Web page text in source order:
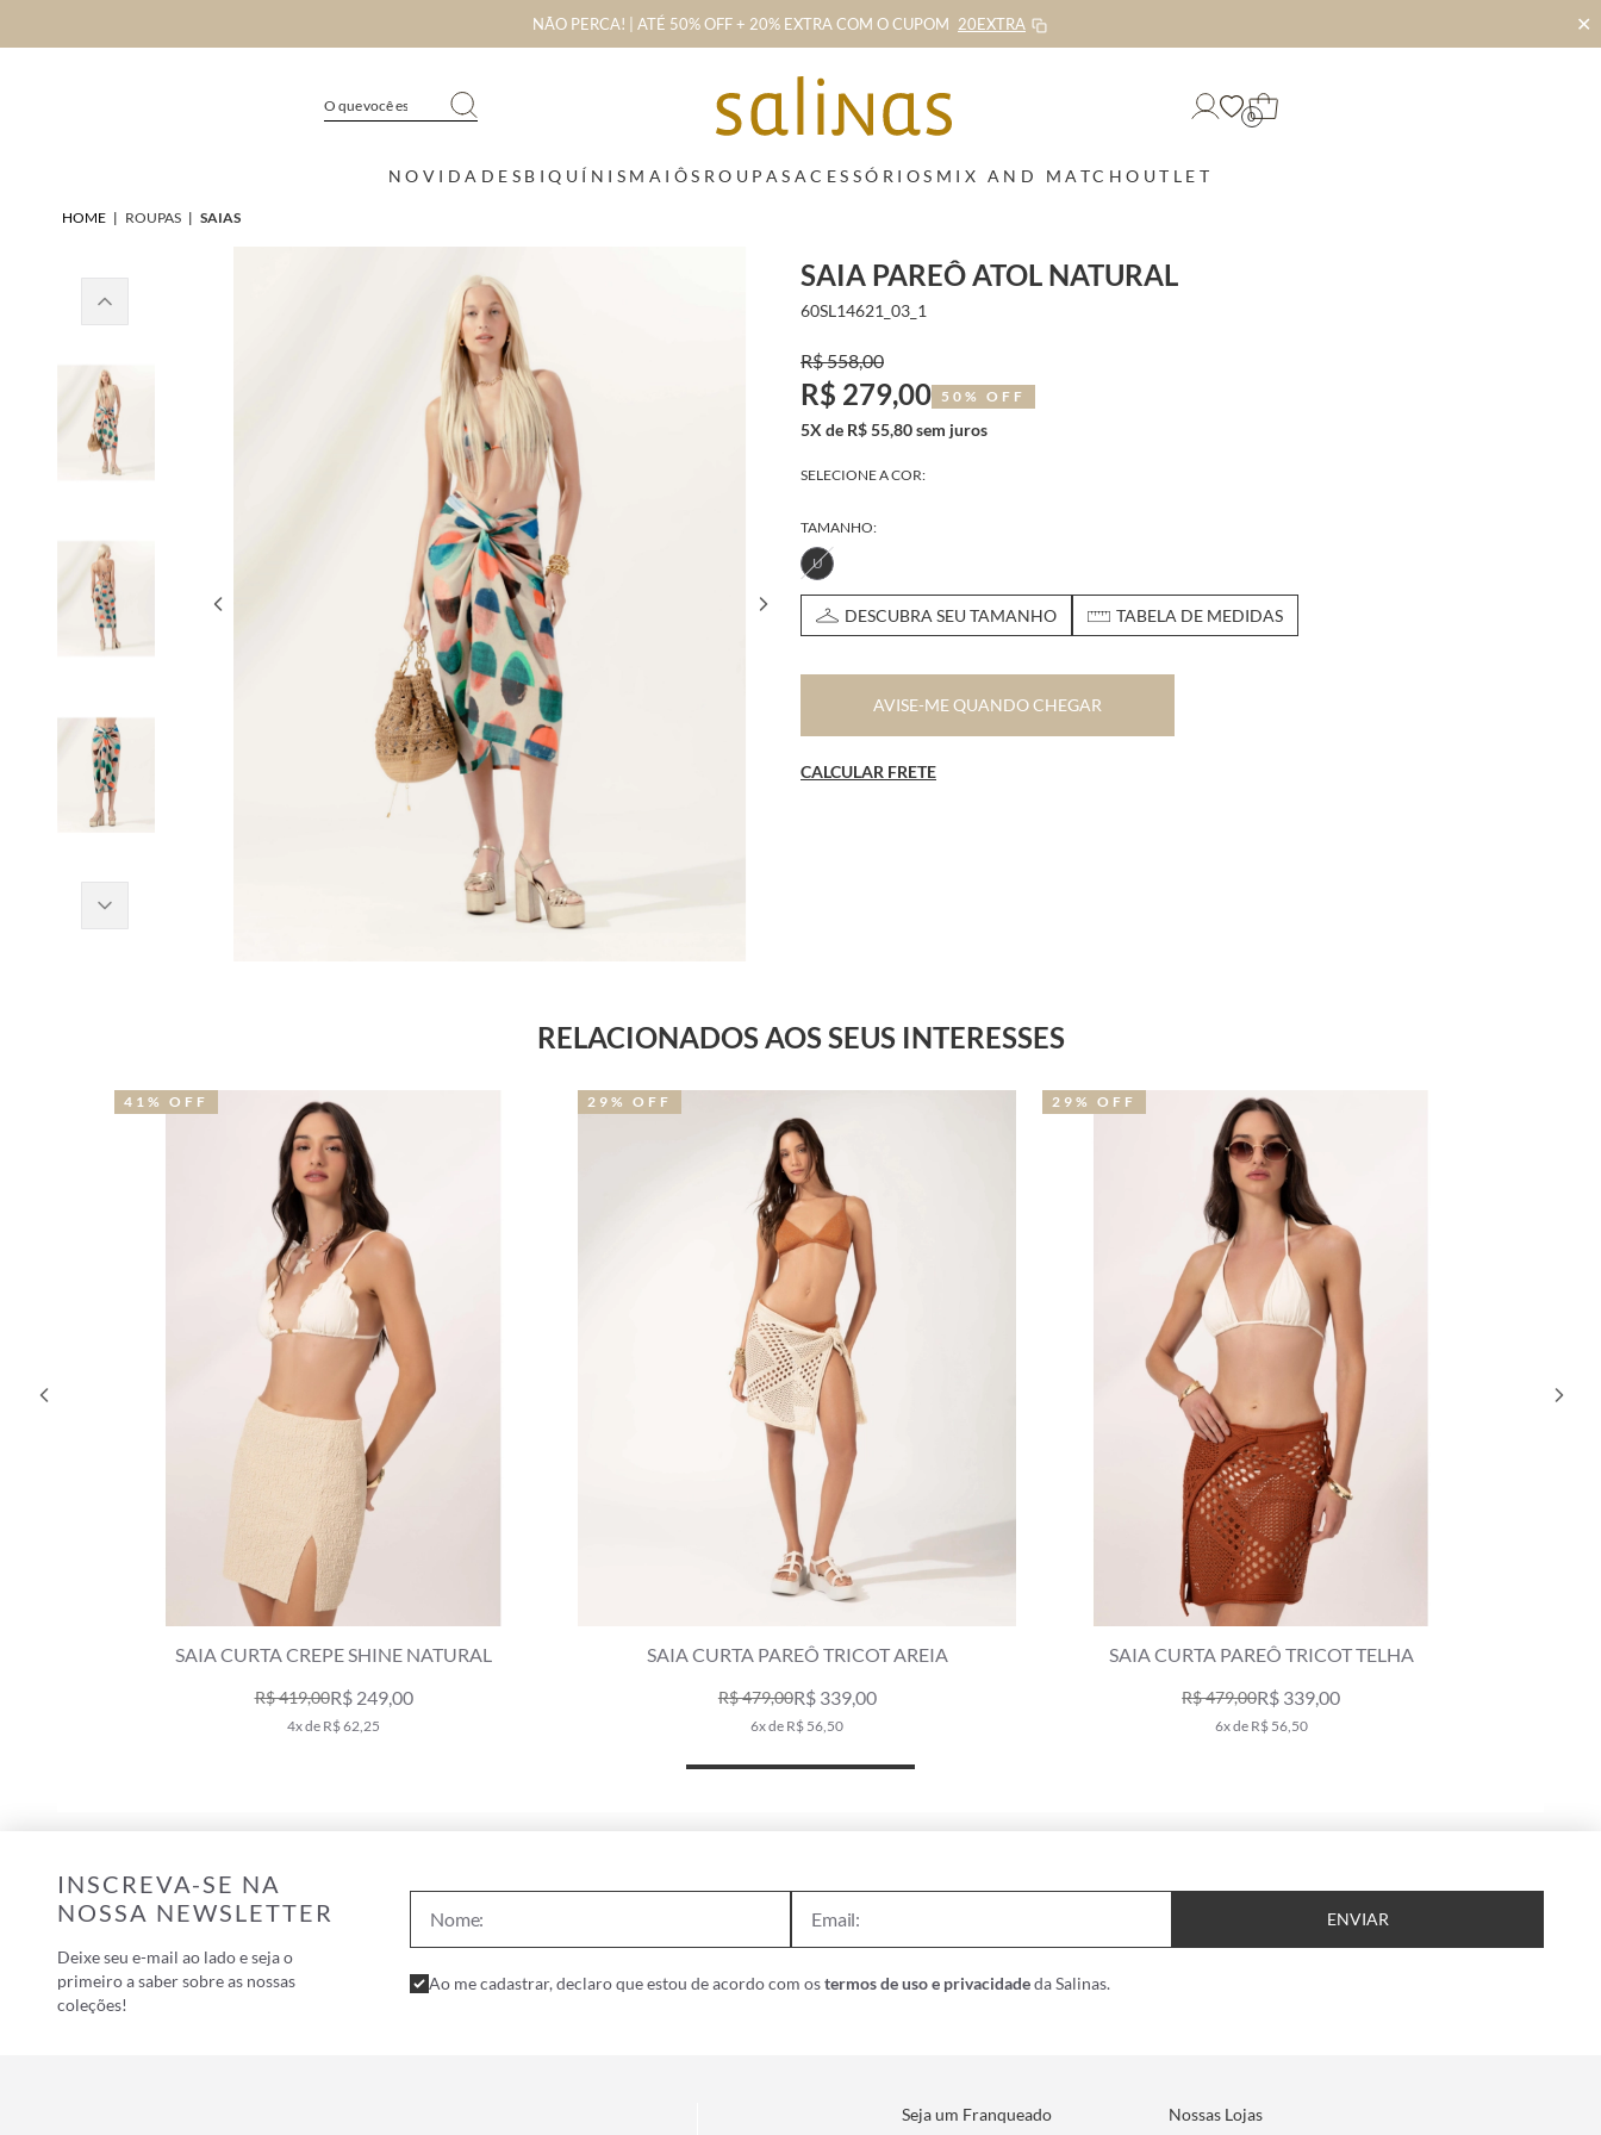
NÃO PERCA! | ATÉ 50% OFF + 20% EXTRA COM O CUPOM 20EXTRA ✕
0
NOVIDADES BIQUÍNIS MAIÔS ROUPAS ACESSÓRIOS MIX AND MATCHOUTLET
HOME | ROUPAS | SAIAS
SAIA PAREÔ ATOL NATURAL
60SL14621_03_1
R$ 558,00
R$ 279,00 50% OFF
5X de R$ 55,80 sem juros
SELECIONE A COR:
TAMANHO:
U
DESCUBRA SEU TAMANHO TABELA DE MEDIDAS
AVISE-ME QUANDO CHEGAR
CALCULAR FRETE
RELACIONADOS AOS SEUS INTERESSES
SAIA CURTA CREPE SHINE NATURAL
R$ 419,00R$ 249,00
4x de R$ 62,25
41% OFF
SAIA CURTA PAREÔ TRICOT AREIA
R$ 479,00R$ 339,00
6x de R$ 56,50
29% OFF
SAIA CURTA PAREÔ TRICOT TELHA
R$ 479,00R$ 339,00
6x de R$ 56,50
29% OFF
INSCREVA-SE NA
NOSSA NEWSLETTER
Deixe seu e-mail ao lado e seja o
primeiro a saber sobre as nossas
coleções!
ENVIAR
Ao me cadastrar, declaro que estou de acordo com ostermos de uso e privacidadeda Salinas.
Seja um Franqueado Nossas Lojas